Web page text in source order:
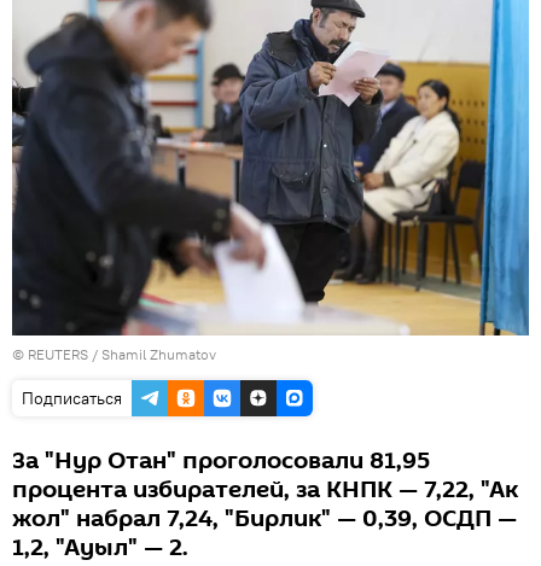
© REUTERS / Shamil Zhumatov
Подписаться
За "Нур Отан" проголосовали 81,95
процента избирателей, за КНПК — 7,22, "Ак
жол" набрал 7,24, "Бирлик" — 0,39, ОСДП —
1,2, "Ауыл" — 2.